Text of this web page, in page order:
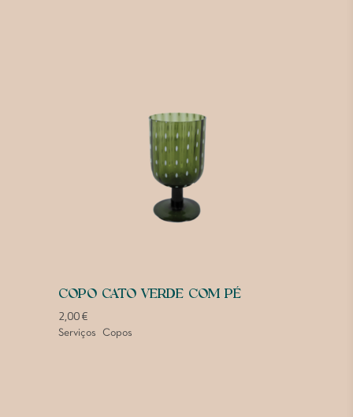
COPO CATO VERDE COM PÉ
2,00€
Serviços Copos